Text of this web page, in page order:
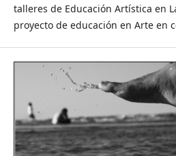
talleres de Educación Artística en
proyecto de educación en Arte en